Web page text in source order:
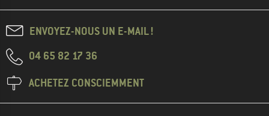
ENVOYEZ-NOUS UN E-MAIL !
04 65 82 17 36
ACHETEZ CONSCIEMMENT